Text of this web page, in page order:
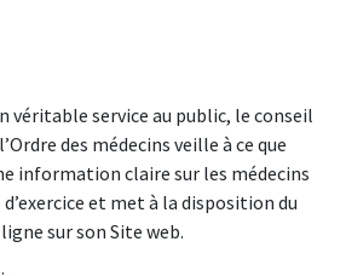
véritable service au public, le conseil
des médecins veille à ce que
information claire sur les médecins
et met à la disposition du
sur son Site web.